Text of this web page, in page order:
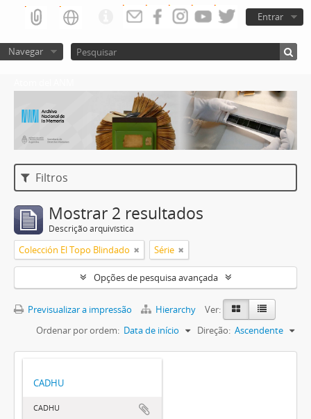
Entrar
Navegar
Filtros
Mostrar 2 resultados
Descrição arquivística
Colección El Topo Blindado Série
Opções de pesquisa avançada
Previsualizar a impressão Hierarchy
Ver:
Ordenar por ordem: Data de início Direção: Ascendente
CADHU
CADHU